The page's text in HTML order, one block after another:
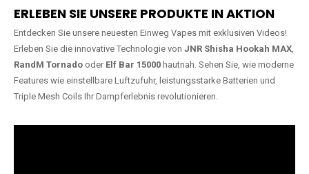
ERLEBEN SIE UNSERE PRODUKTE IN AKTION
Entdecken Sie unsere neuesten Einweg Vapes mit exklusiven Videos!
Erleben Sie die innovative Technologie von JNR Shisha Hookah MAX,
RandM Tornado oder Elf Bar 15000 hautnah. Sehen Sie, wie moderne
Features wie einstellbare Luftzufuhr, leistungsstarke Batterien und
Triple Mesh Coils Ihr Dampferlebnis revolutionieren.